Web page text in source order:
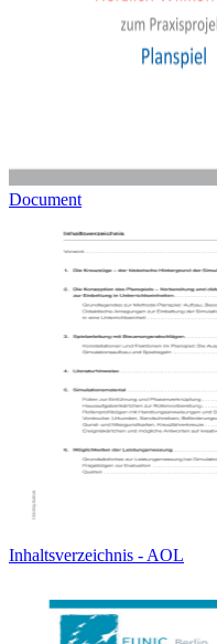
Document
Inhaltsverzeichnis - AOL